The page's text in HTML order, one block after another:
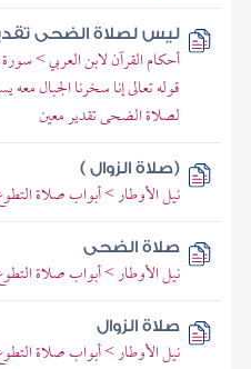
ليس لصلاة الضحى
أحكام القرآن لابن العربي >
قوله تعالى إنا سخرنا الجبال
لصلاة الضحى تقدير معين
(صلاة الزوال )
نيل الأوطار > أبواب صلاة
صلاة الضحى
نيل الأوطار > أبواب صلاة
صلاة الزوال
نيل الأوطار > أبواب صلاة